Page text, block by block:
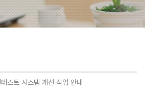
스트 시스템 개선 작업 안내